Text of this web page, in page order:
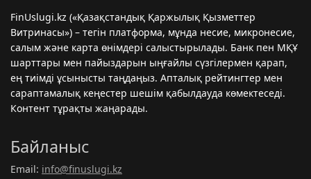
FinUslugi.kz («Қазақстандық Қаржылық Қызметтер
Витринасы») – тегін платформа, мұнда несие, микронесиe,
салым және карта өнімдері салыстырылады. Банк пен МҚҰ
шарттары мен пайыздарын ыңғайлы сүзгілермен қарап,
ең тиімді ұсынысты таңдаңыз. Апталық рейтингтер мен
сараптамалық кеңестер шешім қабылдауда көмектеседі.
Контент тұрақты жаңарады.
Байланыс
Email: info@finuslugi.kz